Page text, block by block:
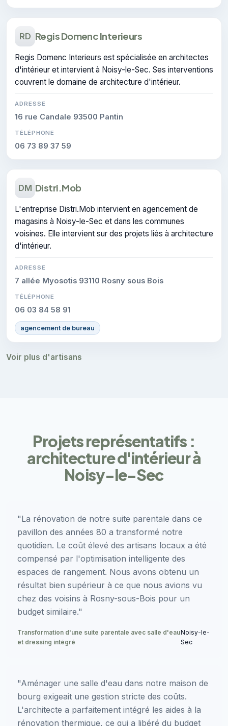
RD Regis Domenc Interieurs
Regis Domenc Interieurs est spécialisée en architectes
d'intérieur et intervient à Noisy-le-Sec. Ses interventions
couvrent le domaine de architecture d'intérieur.
ADRESSE
16 rue Candale 93500 Pantin
TÉLÉPHONE
06 73 89 37 59
DM Distri.Mob
L'entreprise Distri.Mob intervient en agencement de
magasins à Noisy-le-Sec et dans les communes
voisines. Elle intervient sur des projets liés à architecture
d'intérieur.
ADRESSE
7 allée Myosotis 93110 Rosny sous Bois
TÉLÉPHONE
06 03 84 58 91
agencement de bureau
Voir plus d'artisans
Projets représentatifs :
architecture d'intérieur à
Noisy-le-Sec
"La rénovation de notre suite parentale dans ce
pavillon des années 80 a transformé notre
quotidien. Le coût élevé des artisans locaux a été
compensé par l'optimisation intelligente des
espaces de rangement. Nous avons obtenu un
résultat bien supérieur à ce que nous avions vu
chez des voisins à Rosny-sous-Bois pour un
budget similaire."
Transformation d'une suite parentale avec salle d'eau
et dressing intégré
Noisy-le-
Sec
"Aménager une salle d'eau dans notre maison de
bourg exigeait une gestion stricte des coûts.
L'architecte a parfaitement intégré les aides à la
rénovation thermique, ce qui a libéré du budget